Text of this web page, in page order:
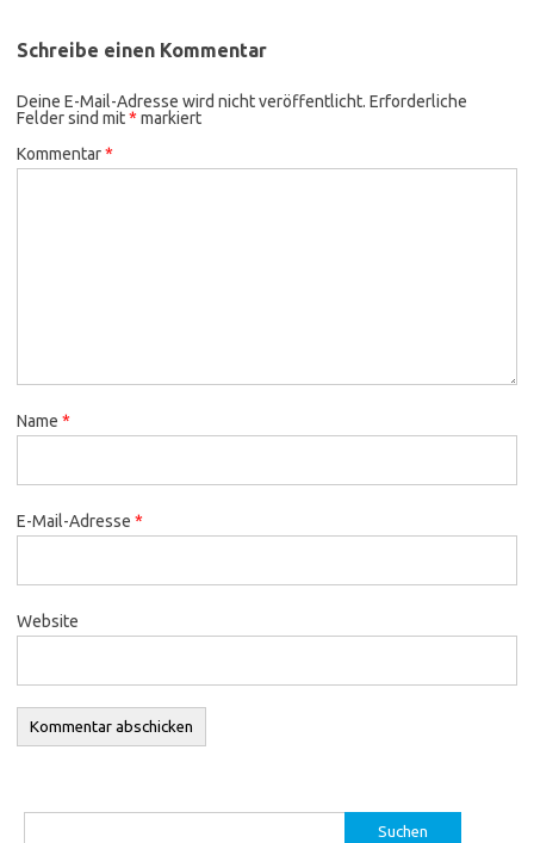
Schreibe einen Kommentar
Deine E-Mail-Adresse wird nicht veröffentlicht. Erforderliche
Felder sind mit* markiert
Kommentar*
Name *
E-Mail-Adresse *
Website